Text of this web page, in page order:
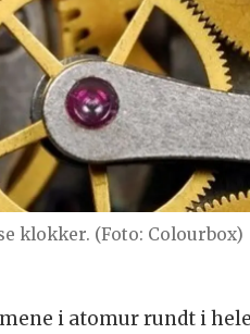
klokker. (Foto: Colourbox)
i atomur rundt i